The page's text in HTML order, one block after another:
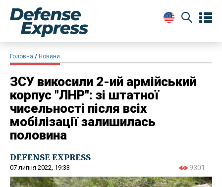
Головна Новини
ЗСУ викосили 2-ий армійський
корпус "ЛНР": зі штатної
чисельності після всіх
мобілізації залишилась
половина
DEFENSE EXPRESS
07 липня 2022, 19:33 9301